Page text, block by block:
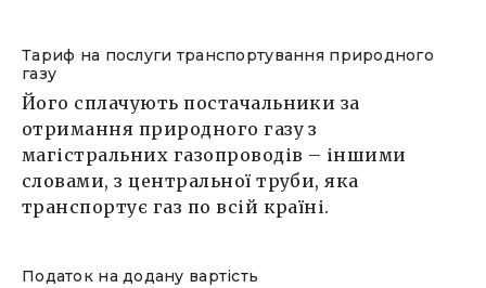
Тариф на послуги транспортування природного
газу
Його сплачують постачальники за
отримання природного газу з
магістральних газопроводів – іншими
словами, з центральної труби, яка
транспортує газ по всій країні.
Податок на додану вартість